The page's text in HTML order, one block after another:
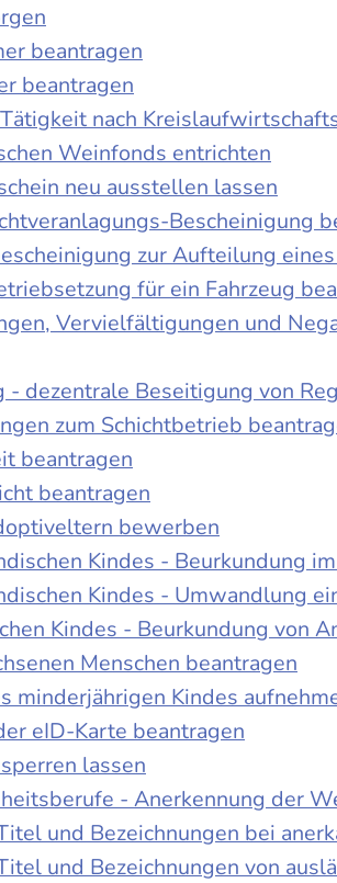
beantragen
beantragen
nach
Weinfonds entrichten
neu ausstellen lassen
Bescheinigung
zur Aufteilung
für ein Fahrzeug
Vervielfältigungen und
dezentrale Beseitigung von
zum Schichtbetrieb
beantragen
beantragen
bewerben
Kindes - Beurkundung
Kindes - Umwandlung
Kindes - Beurkundung von
Menschen beantragen
minderjährigen Kindes
eID-Karte beantragen
lassen
- Anerkennung der
und Bezeichnungen bei
und Bezeichnungen von